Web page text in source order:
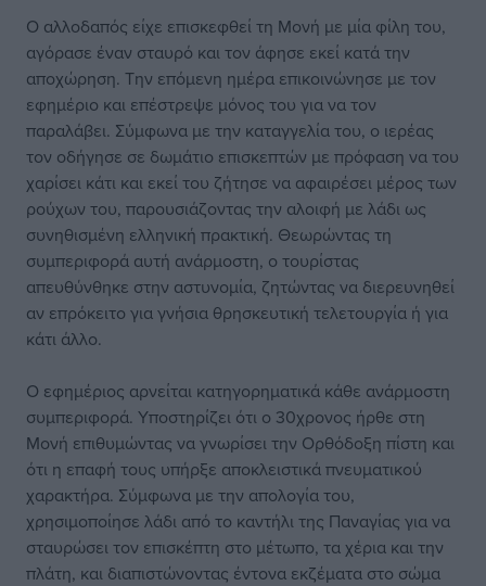
Ο αλλοδαπός είχε επισκεφθεί τη Μονή με μία φίλη του,
αγόρασε έναν σταυρό και τον άφησε εκεί κατά την
αποχώρηση. Την επόμενη ημέρα επικοινώνησε με τον
εφημέριο και επέστρεψε μόνος του για να τον
παραλάβει. Σύμφωνα με την καταγγελία του, ο ιερέας
τον οδήγησε σε δωμάτιο επισκεπτών με πρόφαση να του
χαρίσει κάτι και εκεί του ζήτησε να αφαιρέσει μέρος των
ρούχων του, παρουσιάζοντας την αλοιφή με λάδι ως
συνηθισμένη ελληνική πρακτική. Θεωρώντας τη
συμπεριφορά αυτή ανάρμοστη, ο τουρίστας
απευθύνθηκε στην αστυνομία, ζητώντας να διερευνηθεί
αν επρόκειτο για γνήσια θρησκευτική τελετουργία ή για
κάτι άλλο.
Ο εφημέριος αρνείται κατηγορηματικά κάθε ανάρμοστη
συμπεριφορά. Υποστηρίζει ότι ο 30χρονος ήρθε στη
Μονή επιθυμώντας να γνωρίσει την Ορθόδοξη πίστη και
ότι η επαφή τους υπήρξε αποκλειστικά πνευματικού
χαρακτήρα. Σύμφωνα με την απολογία του,
χρησιμοποίησε λάδι από το καντήλι της Παναγίας για να
σταυρώσει τον επισκέπτη στο μέτωπο, τα χέρια και την
πλάτη, και διαπιστώνοντας έντονα εκζέματα στο σώμα